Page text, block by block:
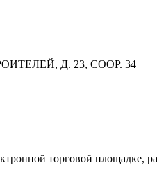
Д. 23, СООР. 34
торговой площадке,